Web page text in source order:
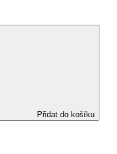
Přidat do košíku